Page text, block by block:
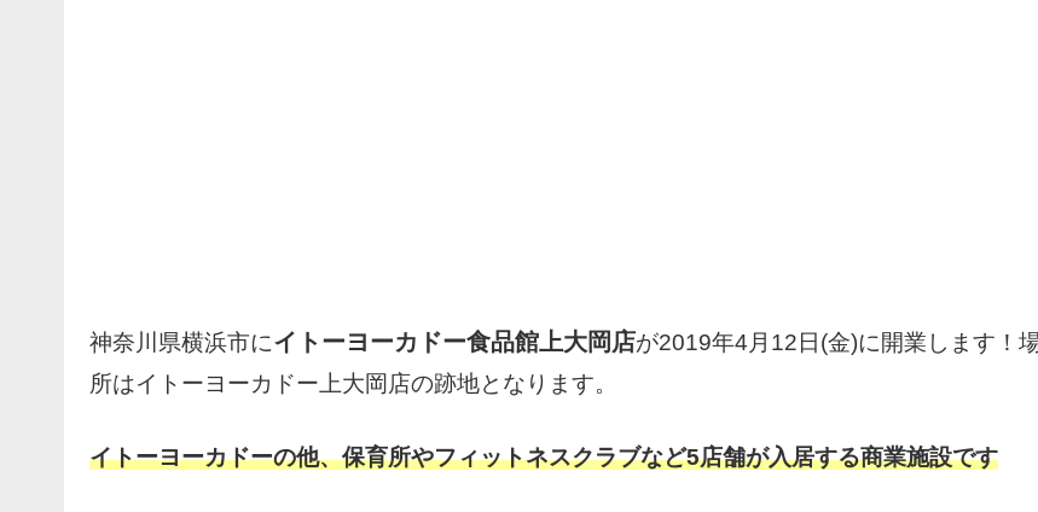
神奈川県横浜市にイトーヨーカドー食品館上大岡店が2019年4月12日(金)に開業します！
所はイトーヨーカドー上大岡店の跡地となります。
イトーヨーカドーの他、保育所やフィットネスクラブなど5店舗が入居する商業施設です